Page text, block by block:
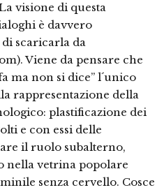
visione di questa
è davvero
scaricarla da
Viene da pensare che
ma non si dice” l´unico
rappresentazione della
plastificazione dei
e con essi delle
il ruolo subalterno,
nella vetrina popolare
senza cervello. Cosce